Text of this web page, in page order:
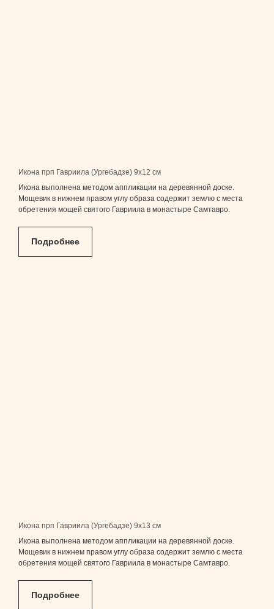
Икона прп Гавриила (Ургебадзе) 9x12 см
Икона выполнена методом аппликации на деревянной доске.
Мощевик в нижнем правом углу образа содержит землю с места
обретения мощей святого Гавриила в монастыре Самтавро.
Подробнее
Икона прп Гавриила (Ургебадзе) 9x13 см
Икона выполнена методом аппликации на деревянной доске.
Мощевик в нижнем правом углу образа содержит землю с места
обретения мощей святого Гавриила в монастыре Самтавро.
Подробнее